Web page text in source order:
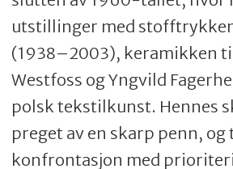
utstillinger med
(1938–2003), keramikken
Westfoss og Yngvild
polsk tekstilkunst. Hennes
preget av en skarp penn, og
konfrontasjon med